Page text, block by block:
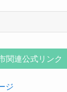
関連公式リンク
ジ